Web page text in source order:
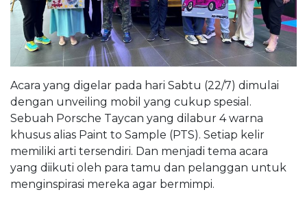
Acara yang digelar pada hari Sabtu (22/7) dimulai
dengan unveiling mobil yang cukup spesial.
Sebuah Porsche Taycan yang dilabur 4 warna
khusus alias Paint to Sample (PTS). Setiap kelir
memiliki arti tersendiri. Dan menjadi tema acara
yang diikuti oleh para tamu dan pelanggan untuk
menginspirasi mereka agar bermimpi.